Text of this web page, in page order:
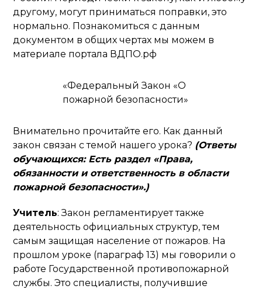
другому, могут приниматься поправки, это
нормально. Познакомиться с данным
документом в общих чертах мы можем в
материале портала ВДПО.рф
«Федеральный Закон «О
пожарной безопасности»
Внимательно прочитайте его. Как данный
закон связан с темой нашего урока? (Ответы
обучающихся: Есть раздел «Права,
обязанности и ответственность в области
пожарной безопасности».)
Учитель: Закон регламентирует также
деятельность официальных структур, тем
самым защищая население от пожаров. На
прошлом уроке (параграф 13) мы говорили о
работе Государственной противопожарной
службы. Это специалисты, получившие